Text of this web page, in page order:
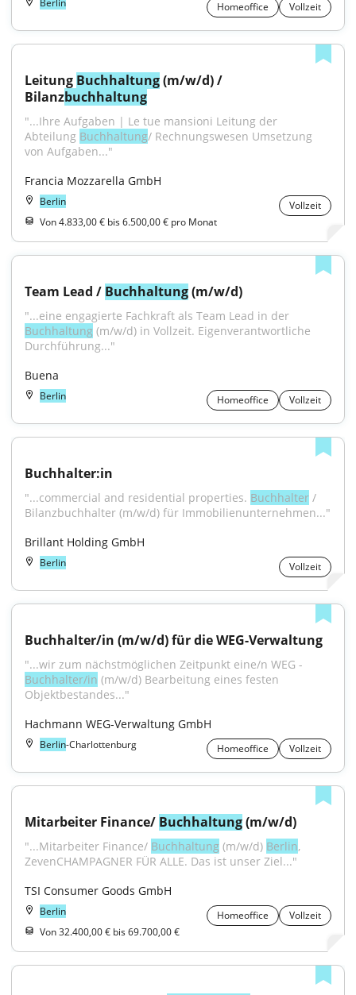
Berlin Homeoffice Vollzeit
Leitung Buchhaltung (m/w/d) /
Bilanzbuchhaltung
"...Ihre Aufgaben | Le tue mansioni Leitung der
Abteilung Buchhaltung/ Rechnungswesen Umsetzung
von Aufgaben..."
Francia Mozzarella GmbH
Berlin
Vollzeit
Von 4.833,00 € bis 6.500,00 € pro Monat
Team Lead / Buchhaltung (m/w/d)
Buchhaltung (m/w/d) in Vollzeit. Eigenverantwortliche
Durchführung..."
Buena
Berlin Homeoffice Vollzeit
Buchhalter:in
"...commercial and residential properties. Buchhalter /
Bilanzbuchhalter (m/w/d) für Immobilienunternehmen..."
Brillant Holding GmbH
Berlin Vollzeit
Buchhalter/in (m/w/d) für die WEG-Verwaltung
Buchhalter/in (m/w/d) Bearbeitung eines festen
Objektbestandes..."
Hachmann WEG-Verwaltung GmbH
Berlin-Charlottenburg Homeoffice Vollzeit
Mitarbeiter Finance/ Buchhaltung (m/w/d)
"...Mitarbeiter Finance/ Buchhaltung (m/w/d) Berlin,
ZevenCHAMPAGNER FÜR ALLE. Das ist unser Ziel..."
TSI Consumer Goods GmbH
Berlin Homeoffice
Vollzeit
Von 32.400,00 € bis 69.700,00 €